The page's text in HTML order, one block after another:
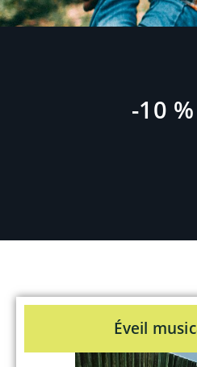
-10
Éveil